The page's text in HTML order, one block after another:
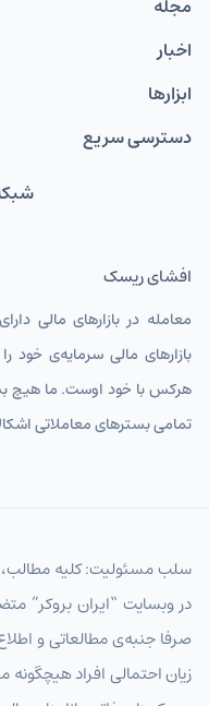
اخبار
ابزارها
دسترسی سریع
افشای ریسک
معامله در بازارهای مالی
بازارهای مالی سرمایه‌ی
هرکس با خود اوست. ما هیچ
تمامی بسترهای معاملاتی
سلب مسئولیت: کلیه مطالب،
در وبسایت “ایران بروکر”
صرفا جنبه‌ی مطالعاتی و
زیان احتمالی افراد هیچگونه